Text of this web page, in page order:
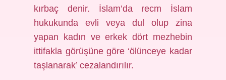
kırbaç denir. İslam’da recm İslam
hukukunda evli veya dul olup zina
yapan kadın ve erkek dört mezhebin
ittifakla görüşüne göre ‘ölünceye kadar
taşlanarak’ cezalandırılır.